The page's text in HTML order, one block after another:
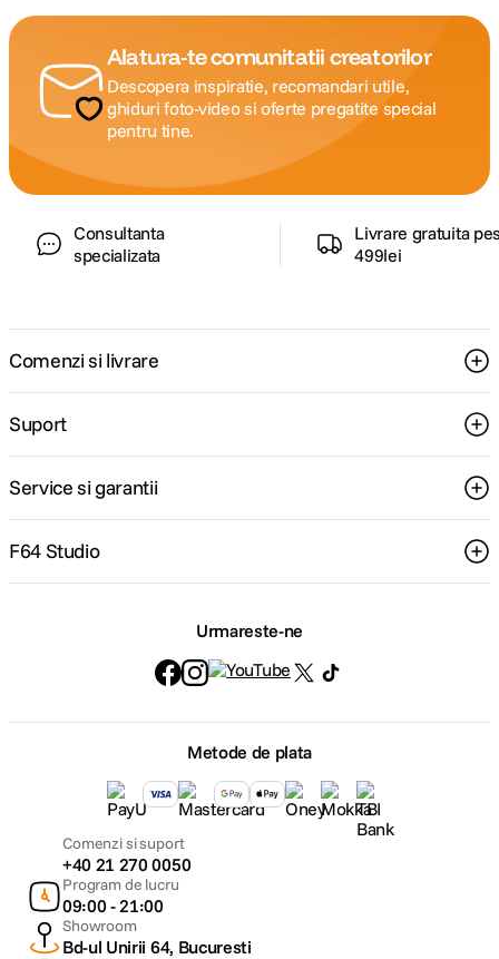
Alatura-te comunitatii creatorilor
Descopera inspiratie, recomandari utile,
ghiduri foto-video si oferte pregatite special
pentru tine.
Consultanta
specializata
Livrare gratuita
499lei
Comenzi si livrare
Suport
Service si garantii
F64 Studio
Urmareste-ne
Metode de plata
Comenzi si suport
+40 21 270 0050
Program de lucru
09:00 - 21:00
Showroom
Bd-ul Unirii 64, Bucuresti